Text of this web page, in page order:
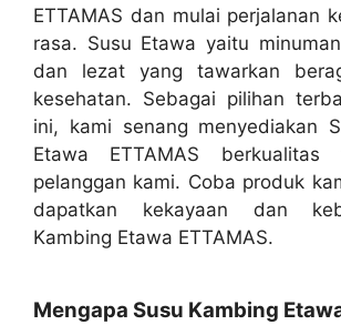
ETTAMAS dan mulai perjalanan
rasa. Susu Etawa yaitu
dan lezat yang tawarkan
kesehatan. Sebagai pilihan
ini, kami senang menyediakan
Etawa ETTAMAS
pelanggan kami. Coba produk
dapatkan kekayaan dan
Kambing Etawa ETTAMAS.
Mengapa Susu Kambing